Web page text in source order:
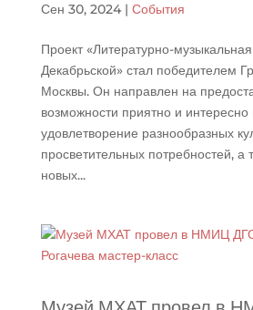
Сен 30, 2024| События
Проект «Литературно-
Декабрьской» стал победителем
Москвы. Он направлен на
возможности приятно и интересно
удовлетворение разнообразных
просветительных потребностей, а
новых...